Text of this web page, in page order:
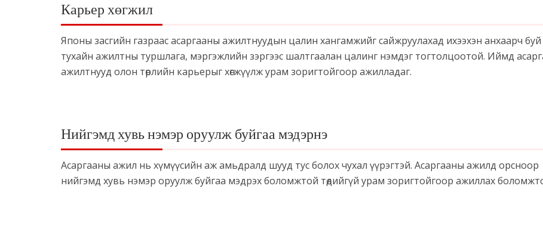
Карьер хөгжил
Японы засгийн газраас асаргааны ажилтнуудын цалин хангамжийг сайжруулахад ихээхэн анхаарч буй
тухайн ажилтны туршлага, мэргэжлийн зэргээс шалтгаалан цалинг нэмдэг тогтолцоотой. Иймд
ажилтнууд олон төрлийн карьерыг хөгжүүлж урам зоригтойгоор ажилладаг.
Нийгэмд хувь нэмэр оруулж буйгаа мэдэрнэ
Асаргааны ажил нь хүмүүсийн аж амьдралд шууд тус болох чухал үүрэгтэй. Асаргааны ажилд орсноор
нийгэмд хувь нэмэр оруулж буйгаа мэдрэх боломжтой төдийгүй урам зоригтойгоор ажиллах